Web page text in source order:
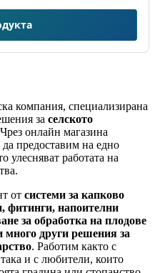
компания, специализирана
за селското
Чрез онлайн магазина
да предоставим на едно
улесняват работата на
от системи за капково
фитинги, напоителни
за обработка на плодове
много други решения за
. Работим както с
така и с любители, които